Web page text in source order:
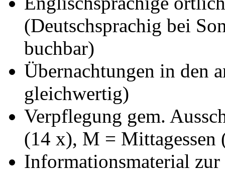
(Deutschsprachig bei
buchbar)
Übernachtungen in den
gleichwertig)
Verpflegung gem.
(14 x), M = Mittagessen
Informationsmaterial zur